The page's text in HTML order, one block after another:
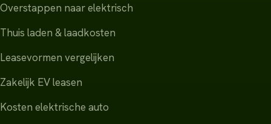
Overstappen naar elektrisch
Thuis laden & laadkosten
Leasevormen vergelijken
Zakelijk EV leasen
Kosten elektrische auto